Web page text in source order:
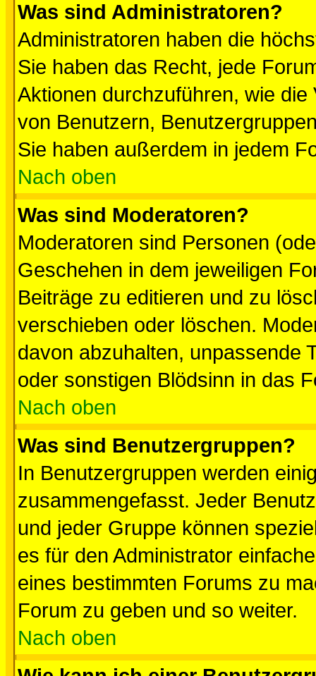
Was sind Administratoren?
Administratoren haben die
Sie haben das Recht, jede
Aktionen durchzuführen, wie
von Benutzern,
Sie haben außerdem in jedem
Nach oben
Was sind Moderatoren?
Moderatoren sind Personen
Geschehen in dem jeweiligen
Beiträge zu editieren und zu
verschieben oder löschen.
davon abzuhalten, unpassende
oder sonstigen Blödsinn in das
Nach oben
Was sind Benutzergruppen?
In Benutzergruppen werden
zusammengefasst. Jeder
und jeder Gruppe können
es für den Administrator
eines bestimmten Forums zu
Forum zu geben und so weiter.
Nach oben